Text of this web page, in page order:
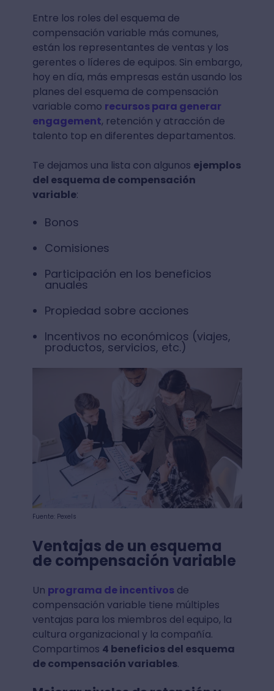
Entre los roles del esquema de
compensación variable más comunes,
están los representantes de ventas y los
gerentes o líderes de equipos. Sin embargo,
hoy en día, más empresas están usando los
planes del esquema de compensación
variable como recursos para generar
engagement, retención y atracción de
talento top en diferentes departamentos.
Te dejamos una lista con algunos ejemplos
del esquema de compensación
variable:
Bonos
Comisiones
Participación en los beneficios
anuales
Propiedad sobre acciones
Incentivos no económicos (viajes,
productos, servicios, etc.)
Fuente: Pexels
Ventajas de un esquema
de compensación variable
Un programa de incentivosde
compensación variable tiene múltiples
ventajas para los miembros del equipo, la
cultura organizacional y la compañía.
Compartimos 4 beneficios del esquema
de compensación variables.